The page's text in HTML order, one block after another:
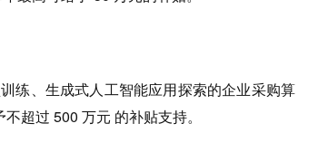
练、生成式人工智能应用探索的企业采购算
超过 500 万元 的补贴支持。